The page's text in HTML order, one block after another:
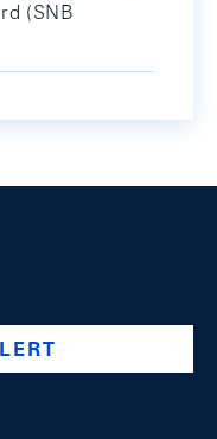
(SNB
swiss-national-
@swissnationalbank